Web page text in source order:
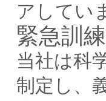
アしてい
緊急訓練
当社は科
制定し、